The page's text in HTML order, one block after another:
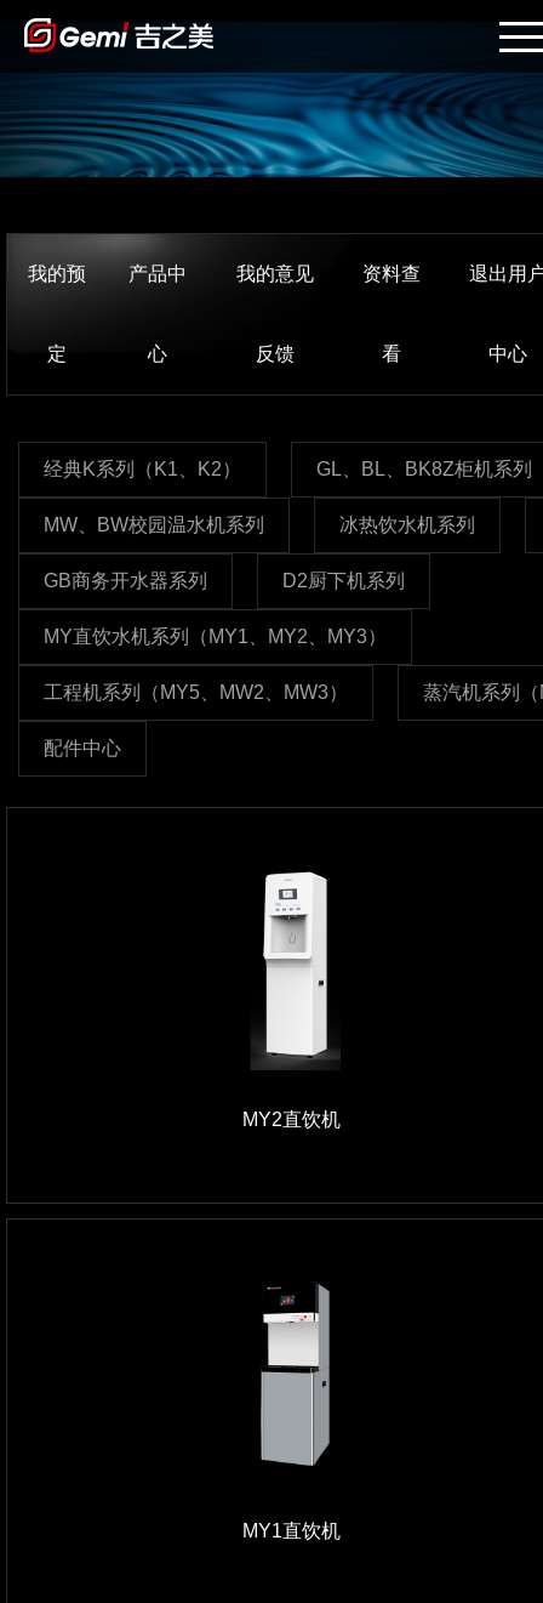
我的预
定
产品中
心
我的意见
反馈
资料查
看
退出用
中心
经典K系列（K1、K2） GL、BL、BK8Z柜机系列
MW、BW校园温水机系列 冰热饮水机系列
GB商务开水器系列 D2厨下机系列
MY直饮水机系列（MY1、MY2、MY3）
工程机系列（MY5、MW2、MW3） 蒸汽机系列
配件中心
MY2直饮机
MY1直饮机